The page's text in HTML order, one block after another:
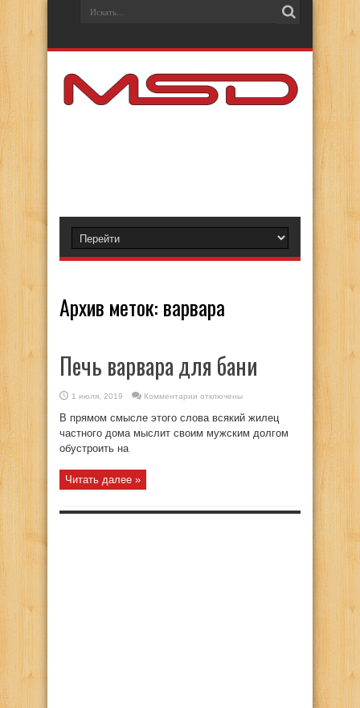
Архив меток: варвара
Печь варвара для бани
1 июля, 2019 Комментарии
варвара
для
бани
отключены
В прямом смысле этого слова всякий жилец
частного дома мыслит своим мужским долгом
обустроить на
Читать далее »